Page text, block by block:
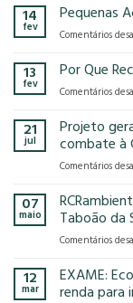
14
fev
Pequenas
Comentários
13
fev
Por Que
Comentários
21
jul
Projeto
combate à
Comentários
07
maio Taboão da
Comentários
12
mar
EXAME:
renda para